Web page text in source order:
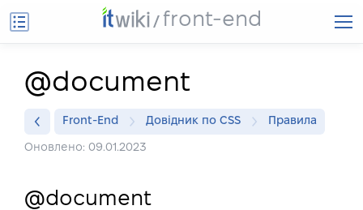
front-end
@document
Front-End Довідник по CSS Правила
Оновлено: 09.01.2023
@document